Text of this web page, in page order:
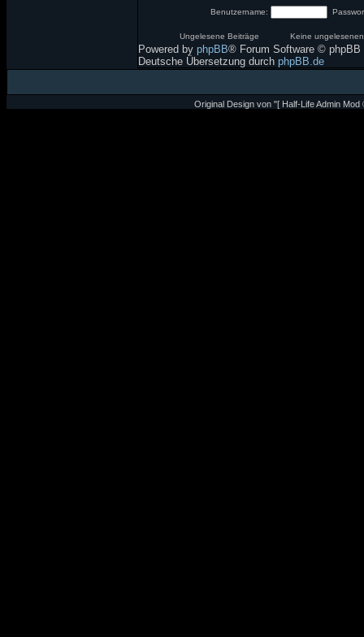
Benutzername:
Ungelesene Beiträge Keine
Powered by phpBB® Forum Software © phpBB
Deutsche Übersetzung durch phpBB.de
Original Design von "[ Half-Life Admin